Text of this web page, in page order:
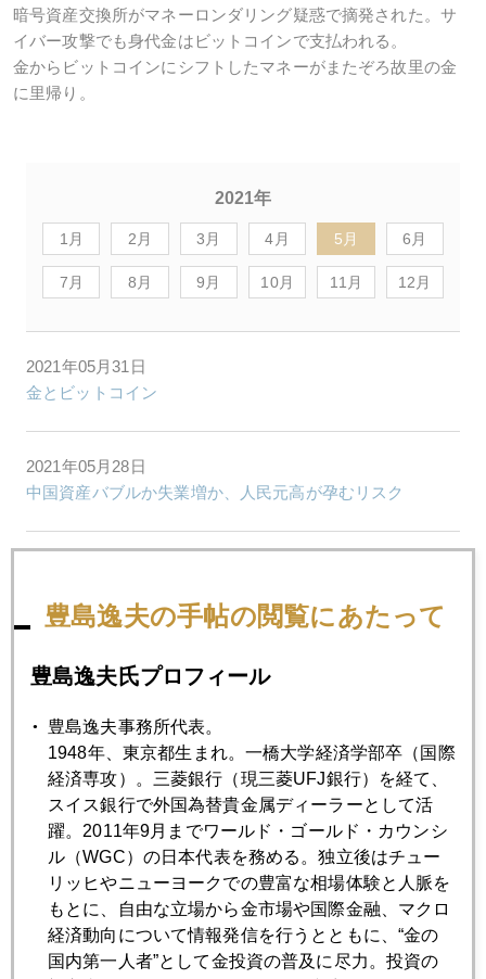
暗号資産交換所がマネーロンダリング疑惑で摘発された。サ
イバー攻撃でも身代金はビットコインで支払われる。
金からビットコインにシフトしたマネーがまたぞろ故里の金
に里帰り。
2021年
1月 2月 3月 4月 5月 6月
7月 8月 9月 10月 11月 12月
2021年05月31日
金とビットコイン
2021年05月28日
中国資産バブルか失業増か、人民元高が孕むリスク
2021年05月26日
金１９００ドル再突破
2021年05月25日
ワクチン予約（ネット経由）のアドバイス
2021年05月25日
五輪強行は壮大な賭け、海外投資家は日本株売り
2021年05月21日
豊島逸夫の手帖の閲覧にあたって
豊島逸夫氏プロフィール
豊島逸夫事務所代表。
1948年、東京都生まれ。一橋大学経済学部卒（国際
経済専攻）。三菱銀行（現三菱UFJ銀行）を経て、
スイス銀行で外国為替貴金属ディーラーとして活
躍。2011年9月までワールド・ゴールド・カウンシ
ル（WGC）の日本代表を務める。独立後はチュー
リッヒやニューヨークでの豊富な相場体験と人脈を
もとに、自由な立場から金市場や国際金融、マクロ
経済動向について情報発信を行うとともに、“金の
国内第一人者”として金投資の普及に尽力。投資の